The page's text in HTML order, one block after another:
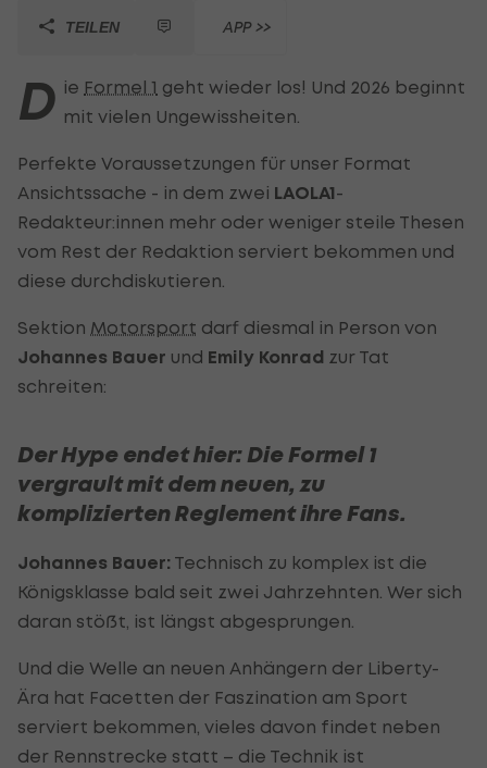
TEILEN APP >>
D ie Formel 1 geht wieder los! Und 2026 beginnt
mit vielen Ungewissheiten.
Perfekte Voraussetzungen für unser Format
Ansichtssache - in dem zwei LAOLA1-
Redakteur:innen mehr oder weniger steile Thesen
vom Rest der Redaktion serviert bekommen und
diese durchdiskutieren.
Sektion Motorsport darf diesmal in Person von
Johannes Bauer und Emily Konrad zur Tat
schreiten:
Der Hype endet hier: Die Formel 1
vergrault mit dem neuen, zu
komplizierten Reglement ihre Fans.
Johannes Bauer: Technisch zu komplex ist die
Königsklasse bald seit zwei Jahrzehnten. Wer sich
daran stößt, ist längst abgesprungen.
Und die Welle an neuen Anhängern der Liberty-
Ära hat Facetten der Faszination am Sport
serviert bekommen, vieles davon findet neben
der Rennstrecke statt – die Technik ist